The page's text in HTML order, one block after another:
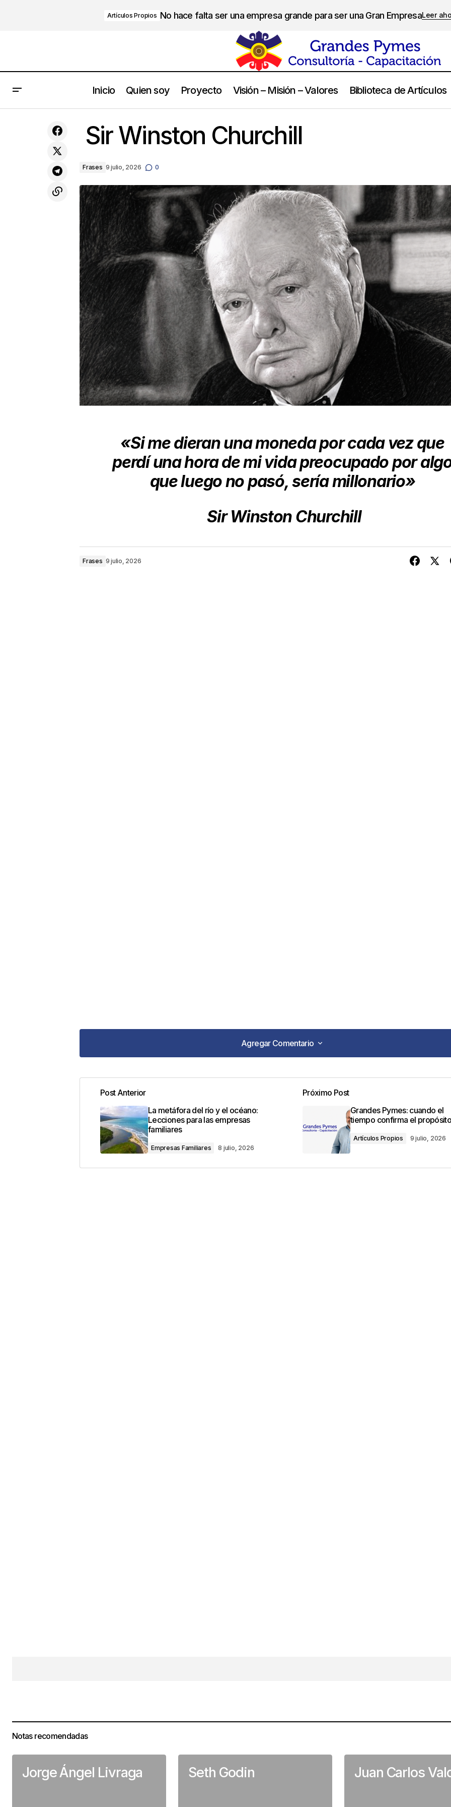
Artículos Propios No hace falta ser una empresa grande para ser una Gran EmpresaLeer
Inicio Quien soy Proyecto Visión – Misión – Valores Biblioteca de Artículos
Lecciones para las empresas
familiares
Sir Winston Churchill
Frases 9 julio, 2026 0
«Si me dieran una monedapor cada vez que
perdí una hora de mi vidapreocupado por
que luego no pasó, sería millonario»
Sir Winston Churchill
Frases 9 julio, 2026
Agregar Comentario
Agregar Comentario
Tu dirección de correo electrónico no será publicada.
Los campos obligatorios están
con*
Comentario*
Post Anterior
La metáfora del río y el océano:
Lecciones para las empresas
familiares
Empresas Familiares 8 julio, 2026
Próximo Post
Grandes Pymes: cuando el
tiempo confirma el
Artículos Propios 9 julio, 2026